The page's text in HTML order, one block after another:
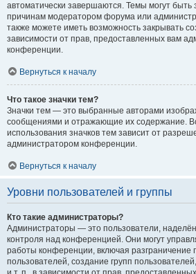
автоматически завершаются. Темы могут быть
причинам модератором форума или
также можете иметь возможность закрывать
зависимости от прав, предоставленных вам
конференции.
Вернуться к началу
Что такое значки тем?
Значки тем — это выбранные авторами
сообщениями и отражающие их содержание.
использования значков тем зависит от
администратором конференции.
Вернуться к началу
Уровни пользователей и группы
Кто такие администраторы?
Администраторы — это пользователи,
контроля над конференцией. Они могут
работы конференции, включая разграничение
пользователей, создание групп